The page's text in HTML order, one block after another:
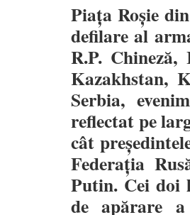
Piața Roșie
defilare al
R.P.
Kazakhstan,
Serbia,
reflectat pe
cât
Federația
Putin. Cei doi
de apărare